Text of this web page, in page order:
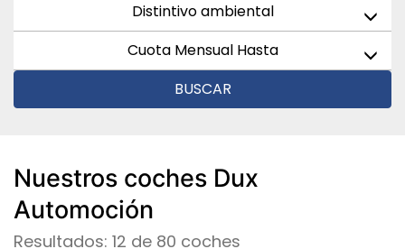
Distintivo ambiental
Cuota Mensual Hasta
BUSCAR
Nuestros coches Dux
Automoción
Resultados: 12 de 80 coches